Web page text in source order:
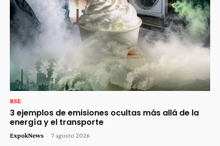
RSE
3 ejemplos de emisiones ocultas más allá de la
energía y el transporte
ExpokNews - 7 agosto 2026